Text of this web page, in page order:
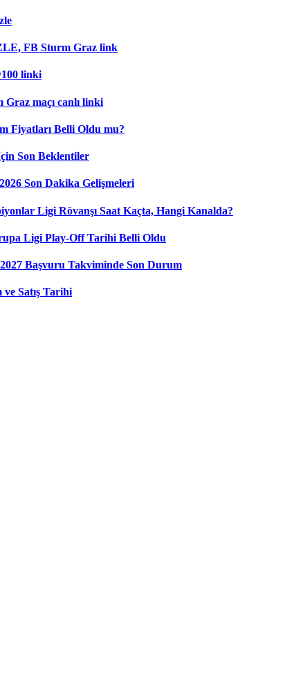
FB Sturm Graz link
linki
maçı canlı linki
Fiyatları Belli Oldu mu?
Son Beklentiler
Son Dakika Gelişmeleri
Ligi Rövanşı Saat Kaçta, Hangi Kanalda?
Ligi Play-Off Tarihi Belli Oldu
Başvuru Takviminde Son Durum
ve Satış Tarihi